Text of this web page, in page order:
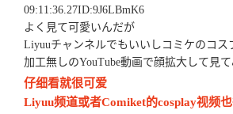
09:11:36.27ID:9J6LBmK6
よく見て可愛いんだが
Liyuuチャンネルでもいいしコミケのコス
加工無しのYouTube動画で顔拡大して見て
仔细看就很可爱
Liyuu频道或者Comiket的cosplay视频